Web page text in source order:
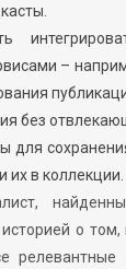
–
без
для
их в коллекции.
о том,